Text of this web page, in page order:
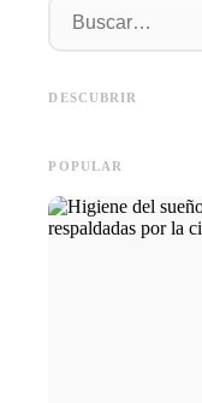
DESCUBRIR
carrera
POPULAR